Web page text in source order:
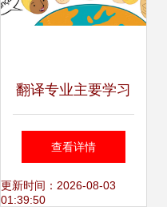
翻译专业主要学习
什么？——揭开翻
译服务的核心技能
查看详情
更新时间：2026-08-03
01:39:50